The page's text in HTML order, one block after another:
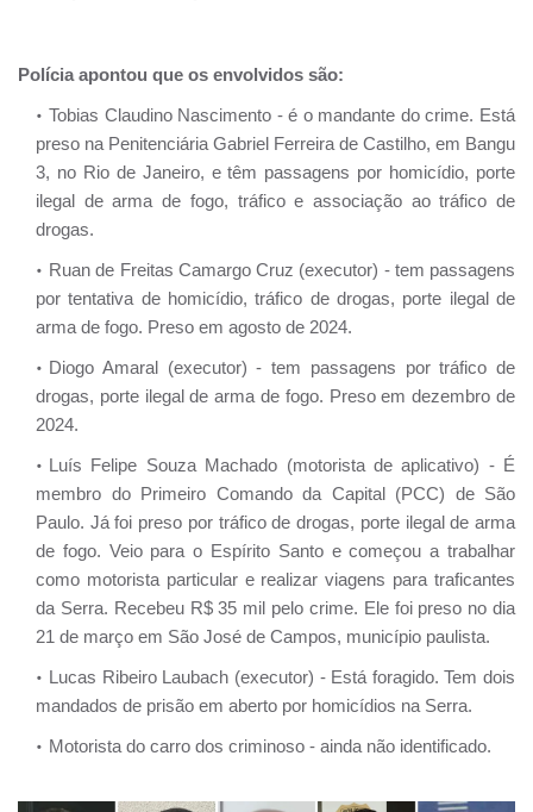
Polícia apontou que os envolvidos são:
Tobias Claudino Nascimento - é o mandante do crime. Está
preso na Penitenciária Gabriel Ferreira de Castilho, em Bangu
3, no Rio de Janeiro, e têm passagens por homicídio, porte
ilegal de arma de fogo, tráfico e associação ao tráfico de
drogas.
Ruan de Freitas Camargo Cruz (executor) - tem passagens
por tentativa de homicídio, tráfico de drogas, porte ilegal de
arma de fogo. Preso em agosto de 2024.
Diogo Amaral (executor) - tem passagens por tráfico de
drogas, porte ilegal de arma de fogo. Preso em dezembro de
2024.
Luís Felipe Souza Machado (motorista de aplicativo) - É
membro do Primeiro Comando da Capital (PCC) de São
Paulo. Já foi preso por tráfico de drogas, porte ilegal de arma
de fogo. Veio para o Espírito Santo e começou a trabalhar
como motorista particular e realizar viagens para traficantes
da Serra. Recebeu R$ 35 mil pelo crime. Ele foi preso no dia
21 de março em São José de Campos, município paulista.
Lucas Ribeiro Laubach (executor) - Está foragido. Tem dois
mandados de prisão em aberto por homicídios na Serra.
Motorista do carro dos criminoso - ainda não identificado.